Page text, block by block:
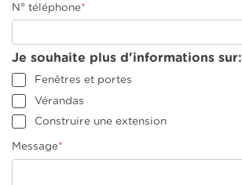
N° téléphone*
Je souhaite plus d'informations sur:
Fenêtres et portes
Vérandas
Construire une extension
Message*